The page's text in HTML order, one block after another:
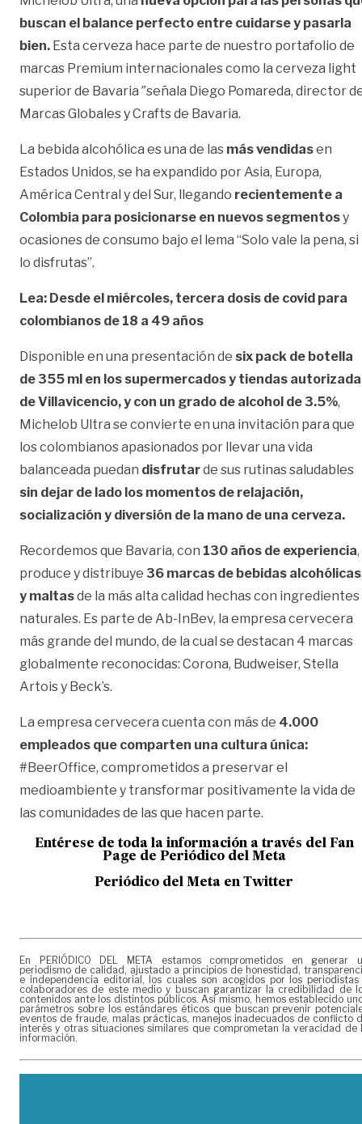
buscan el balance perfecto entre cuidarse y pasarla
bien. Esta cerveza hace parte de nuestro portafolio de
marcas Premium internacionales como la cerveza light
superior de Bavaria ”señala Diego Pomareda, director
Marcas Globales y Crafts de Bavaria.
La bebida alcohólica es una de las más vendidasen
Estados Unidos, se ha expandido por Asia, Europa,
América Central y del Sur, llegando recientemente a
Colombia para posicionarse en nuevos segmentosy
ocasiones de consumo bajo el lema “Solo vale la pena, si
lo disfrutas”.
Lea: Desde el miércoles, tercera dosis de covid para
colombianos de 18 a 49 años
Disponible en una presentación de six pack de botella
de 355 ml en los supermercados y tiendas
de Villavicencio, y con un grado de alcohol de 3.5%,
Michelob Ultra se convierte en una invitación para que
los colombianos apasionados por llevar una vida
balanceada puedan disfrutarde sus rutinas saludables
sin dejar de lado los momentos de relajación,
socialización y diversión de la mano de una cerveza.
Recordemos que Bavaria, con 130 años de experiencia,
produce y distribuye 36 marcas de bebidas alcohólicas
y maltasde la más alta calidad hechas con ingredientes
naturales. Es parte de Ab-InBev, la empresa cervecera
más grande del mundo, de la cual se destacan 4 marcas
globalmente reconocidas: Corona, Budweiser, Stella
Artois y Beck’s.
La empresa cervecera cuenta con más de 4.000
empleados que comparten una cultura única:
#BeerOffice, comprometidos a preservar el
medioambiente y transformar positivamente la vida de
las comunidades de las que hacen parte.
Entérese de toda la información a través del Fan
Page de Periódico del Meta
Periódico del Meta en Twitter
En PERIÓDICO DEL META estamos comprometidos en generar
periodismo de calidad, ajustado a principios de honestidad,
e independencia editorial, los cuales son acogidos por los periodistas
colaboradores de este medio y buscan garantizar la credibilidad de
contenidos ante los distintos públicos. Así mismo, hemos establecido
parámetros sobre los estándares éticos que buscan prevenir
eventos de fraude, malas prácticas, manejos inadecuados de conflicto
interés y otras situaciones similares que comprometan la veracidad de
información.